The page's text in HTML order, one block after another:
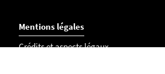
Mentions légales
Crédits et aspects légaux